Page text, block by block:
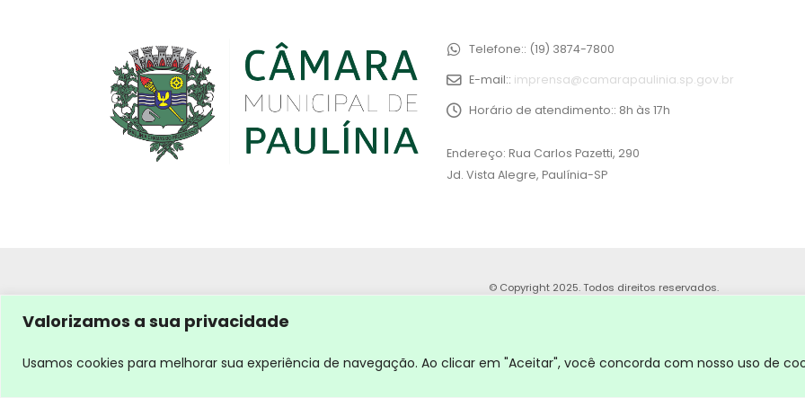
Valorizamos a sua privacidade
Usamos cookies para melhorar sua experiência de navegação. Ao clicar em "Aceitar", você concorda com nosso uso de
Telefone:: (19) 3874-7800
E-mail:: imprensa@camarapaulinia.sp.gov.br
Horário de atendimento:: 8h às 17h
Endereço: Rua Carlos Pazetti, 290
Jd. Vista Alegre, Paulínia-SP
© Copyright 2025. Todos direitos reservados.